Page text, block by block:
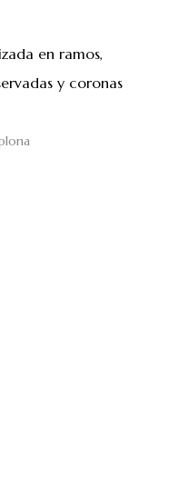
en ramos,
y coronas